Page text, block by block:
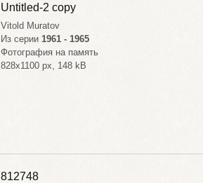
Untitled-2 copy
Vitold Muratov
Из серии 1961 - 1965
Фотография на память
828x1100 px, 148 kB
812748